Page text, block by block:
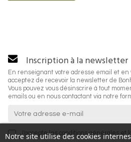
Notre site utilise des cookies
Inscription à la newsletter
En renseignant votre adresse email et en
acceptez de recevoir la newsletter de
Vous pouvez vous désinscrire à tout
emails ou en nous contactant via notre
J'accepte les conditions générales et